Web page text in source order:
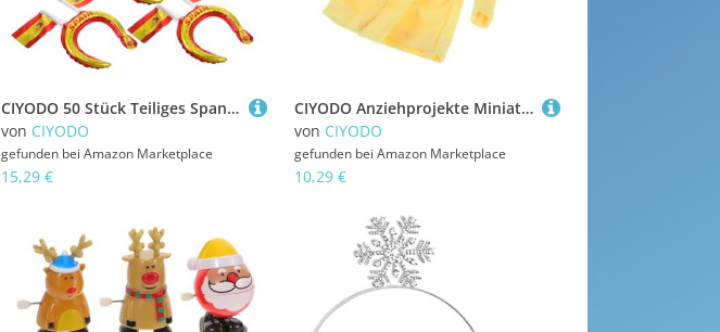
CIYODO 50 Stück Teiliges Spanische Flagge Aluminiumfolie Kopfband Leichtes Bequemes Tragen Leuchtend Farbige Vielseitige Party-dekoration für Nationalfeiertag Geburtstagsfeier Familien
von CIYODO
gefunden bei Amazon Marketplace
15,29 €
CIYODO Anziehprojekte Miniaturkleidung Schlaf Bademantel Kleidung Vortäuschen Kostüm Pyjamas Schlafenszeit DIY Babydoll Schlafkleid Spielzubehör Anzug Puppen Spielzeit
von CIYODO
gefunden bei Amazon Marketplace
10,29 €